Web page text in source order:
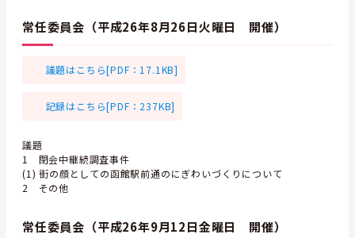
常任委員会（平成26年8月26日火曜日 開催）
議題はこちら[PDF：17.1KB]
記録はこちら[PDF：237KB]
議題
1 閉会中継続調査事件
(1) 街の顔としての函館駅前通のにぎわいづくりについて
2 その他
常任委員会（平成26年9月12日金曜日 開催）